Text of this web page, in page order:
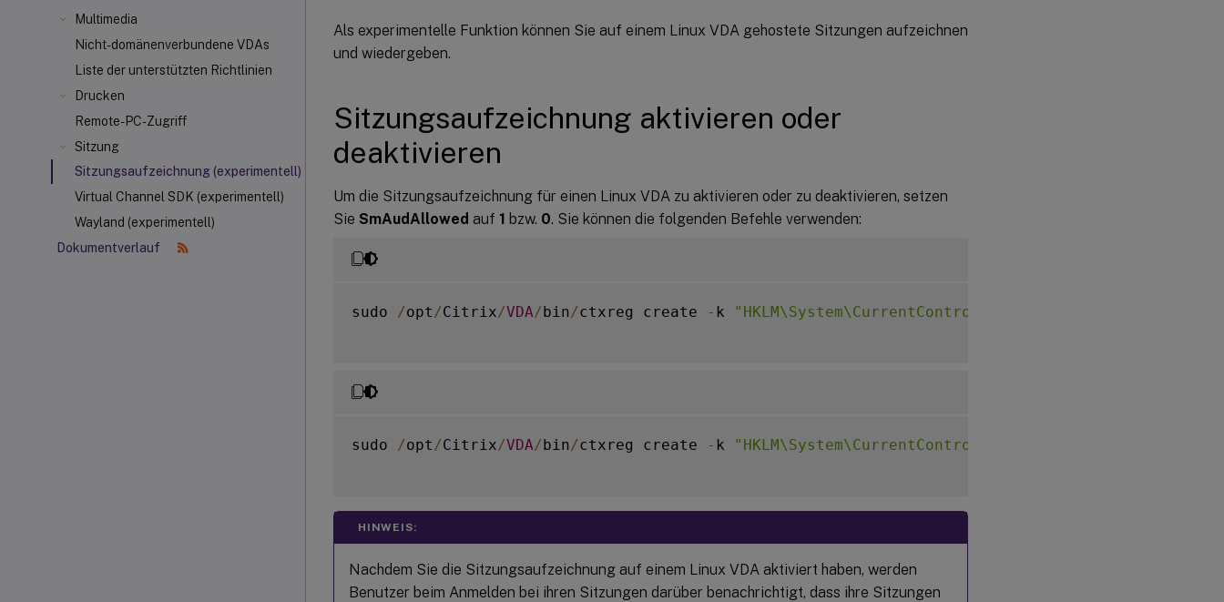
Multimedia
Nicht-domänenverbundene VDAs
Liste der unterstützten Richtlinien
Drucken
Remote-PC-Zugriff
Sitzung
Sitzungsaufzeichnung (experimentell)
Virtual Channel SDK (experimentell)
Wayland (experimentell)
Dokumentverlauf
Als experimentelle Funktion können Sie auf einem Linux VDA gehostete Sitzungen aufzeichnen
und wiedergeben.
Sitzungsaufzeichnung aktivieren oder
deaktivieren
Um die Sitzungsaufzeichnung für einen Linux VDA zu aktivieren oder zu deaktivieren, setzen
Sie SmAudAllowed auf 1 bzw. 0. Sie können die folgenden Befehle verwenden:
sudo /opt /Citrix/VDA/bin/ctxreg create - k
sudo /opt /Citrix/VDA/bin/ctxreg create - k
HINWEIS:
Nachdem Sie die Sitzungsaufzeichnung auf einem Linux VDA aktiviert haben, werden
Benutzer beim Anmelden bei ihren Sitzungen darüber benachrichtigt, dass ihre Sitzungen